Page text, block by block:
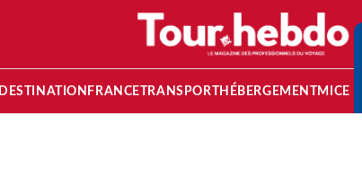
DESTINATION FRANCETRANSPORT HÉBERGEMENTMICE